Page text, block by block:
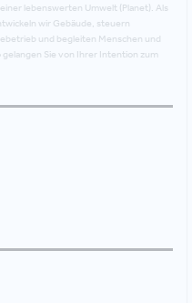
lebenswerten Umwelt (Planet). Als
wir Gebäude, steuern
und begleiten Menschen und
Sie von Ihrer Intention zum